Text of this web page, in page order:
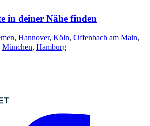
in deiner Nähe finden
, Hannover, Köln, Offenbach am Main,
München, Hamburg